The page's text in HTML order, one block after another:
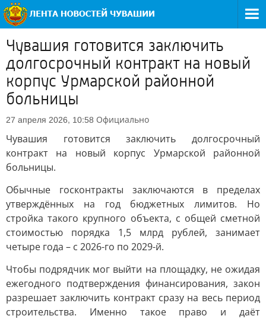
Чувашия готовится заключить
долгосрочный контракт на новый
корпус Урмарской районной
больницы
27 апреля 2026, 10:58 Официально
Чувашия готовится заключить долгосрочный
контракт на новый корпус Урмарской районной
больницы.
Обычные госконтракты заключаются в пределах
утверждённых на год бюджетных лимитов. Но
стройка такого крупного объекта, с общей сметной
стоимостью порядка 1,5 млрд рублей, занимает
четыре года – с 2026-го по 2029-й.
Чтобы подрядчик мог выйти на площадку, не ожидая
ежегодного подтверждения финансирования, закон
разрешает заключить контракт сразу на весь период
строительства. Именно такое право и даёт